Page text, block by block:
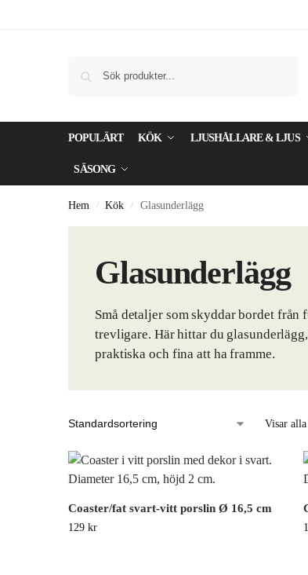
POPULÄRT KÖK LJUSHÅLLARE & LJUS
SÄSONG
Hem / Kök / Glasunderlägg
Glasunderlägg
Små detaljer som skyddar bordet
trevligare. Här hittar du
praktiska och fina att ha framme.
Visar
Coaster/fat svart-vitt porslin Ø 16,5 cm
129 kr